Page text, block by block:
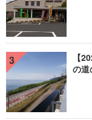
3
【
の道